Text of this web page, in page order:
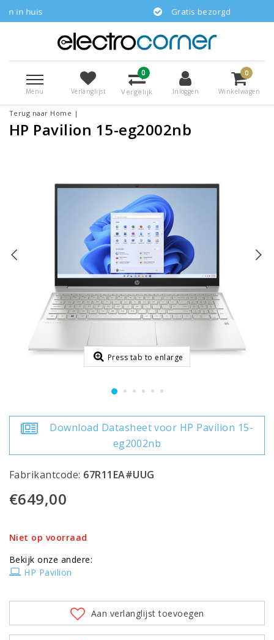
Gratis bezorgd
Menu Verlanglijst
0
Vergelijk Inloggen
0
Winkelwagen
Terug naar Home |
HP Pavilion 15-eg2002nb
Press tab to enlarge
Download Datasheet voor HP Pavilion 15-
eg2002nb
Fabrikantcode: 67R11EA#UUG
€649,00
Niet op voorraad
Bekijk onze andere:
HP Pavilion
Aan verlanglijst toevoegen